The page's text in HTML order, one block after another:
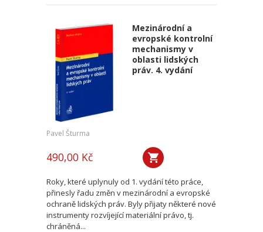
Mezinárodní a
evropské kontrolní
mechanismy v
oblasti lidských
práv. 4. vydání
Pavel Šturma
490,00 Kč
Roky, které uplynuly od 1. vydání této práce,
přinesly řadu změn v mezinárodní a evropské
ochraně lidských práv. Byly přijaty některé nové
instrumenty rozvíjející materiální právo, tj.
chráněná...